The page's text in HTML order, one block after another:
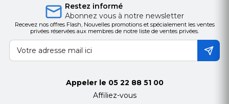
compatibles
Mac OS, Linux
Technologie
tactile
Infrarouge (IR)
Points tactiles
Précision de
1 mm
Restez informé
Abonnez vous à notre newsletter
Recevez nos offres Flash, Nouvelles promotions et spécialement les ventes
privées réservées aux membres de notre liste de ventes privées.
Appeler le 05 22 88 51 00
Affiliez-vous